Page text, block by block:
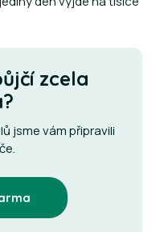
zcela
jsme vám připravili